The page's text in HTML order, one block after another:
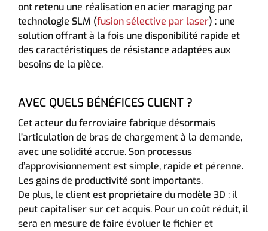
ont retenu une réalisation en acier maraging par
technologie SLM (fusion sélective par laser) : une
solution offrant à la fois une disponibilité rapide et
des caractéristiques de résistance adaptées aux
besoins de la pièce.
AVEC QUELS BÉNÉFICES CLIENT ?
Cet acteur du ferroviaire fabrique désormais
l’articulation de bras de chargement à la demande,
avec une solidité accrue. Son processus
d’approvisionnement est simple, rapide et pérenne.
Les gains de productivité sont importants.
De plus, le client est propriétaire du modèle 3D : il
peut capitaliser sur cet acquis. Pour un coût réduit, il
sera en mesure de faire évoluer le fichier et